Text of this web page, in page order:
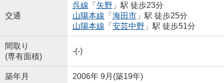
交通
呉線 「 矢野 」駅 徒歩23分
山陽本線 「 海田市」駅 徒歩25分
山陽本線 「 安芸中野 」駅 徒歩51分
間取り
(専有面積)
-(-)
築年月 2006年 9月(築19年)